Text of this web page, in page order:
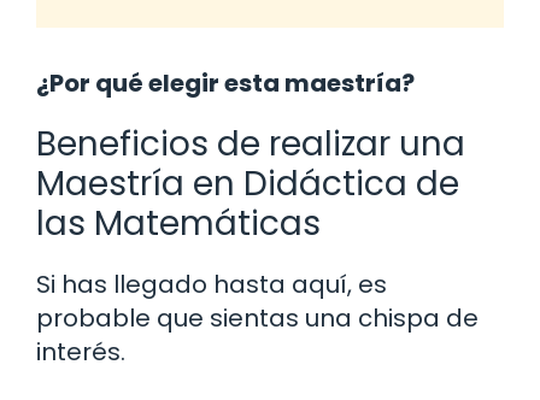
¿Por qué elegir esta maestría?
Beneficios de realizar una
Maestría en Didáctica de
las Matemáticas
Si has llegado hasta aquí, es
probable que sientas una chispa de
interés.